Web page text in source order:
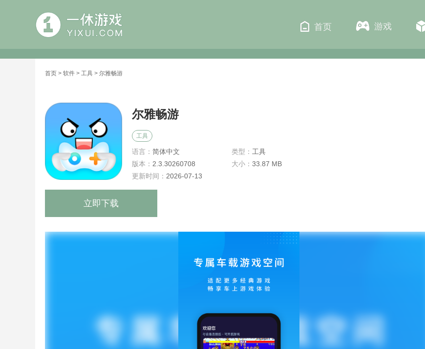
首页 游戏
首页 > 软件 > 工具 > 尔雅畅游
尔雅畅游
工具
语言： 简体中文 类型： 工具
版本： 2.3.30260708 大小： 33.87 MB
更新时间： 2026-07-13
立即下载